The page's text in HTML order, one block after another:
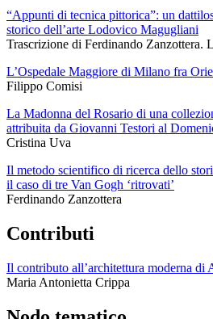
“Appunti di tecnica pittorica”: un
storico dell’arte Lodovico Magugliani
Trascrizione di Ferdinando Zanzottera.
L’Ospedale Maggiore di Milano fra
Filippo Comisi
La Madonna del Rosario di una
attribuita da Giovanni Testori al
Cristina Uva
Il metodo scientifico di ricerca dello
il caso di tre Van Gogh ‘ritrovati’
Ferdinando Zanzottera
Contributi
Il contributo all’architettura moderna di
Maria Antonietta Crippa